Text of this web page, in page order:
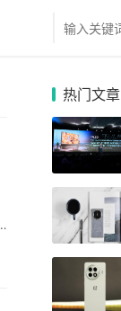
热门文章